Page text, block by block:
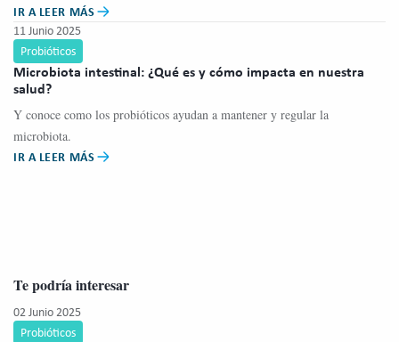
IR A LEER MÁS
11 Junio 2025
Probióticos
Microbiota intestinal: ¿Qué es y cómo impacta en nuestra
salud?
Y conoce como los probióticos ayudan a mantener y regular la
microbiota.
IR A LEER MÁS
Te podría interesar
02 Junio 2025
Probióticos